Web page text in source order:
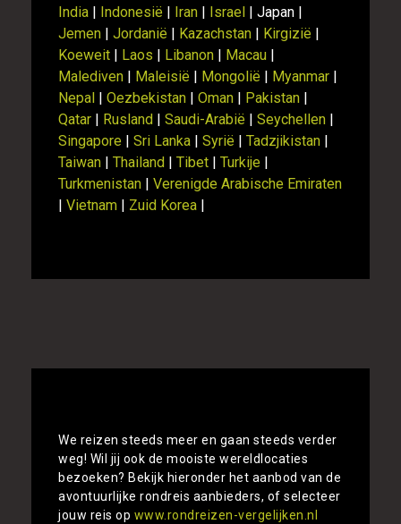
India | Indonesië | Iran | Israel | Japan |
Jemen | Jordanië | Kazachstan | Kirgizië |
Koeweit | Laos | Libanon | Macau |
Malediven | Maleisië | Mongolië | Myanmar |
Nepal | Oezbekistan | Oman | Pakistan |
Qatar | Rusland | Saudi-Arabië | Seychellen |
Singapore | Sri Lanka | Syrië | Tadzjikistan |
Taiwan | Thailand | Tibet | Turkije |
Turkmenistan | Verenigde Arabische Emiraten
| Vietnam | Zuid Korea |
We reizen steeds meer en gaan steeds verder
weg! Wil jij ook de mooiste wereldlocaties
bezoeken? Bekijk hieronder het aanbod van de
avontuurlijke rondreis aanbieders, of selecteer
jouw reis op www.rondreizen-vergelijken.nl